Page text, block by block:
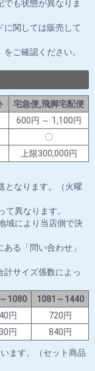
も状態が異なりま
に関しては販売して
ご確認ください。
宅急便,飛脚宅配便
600円 ～ 1,100円
〇
上限300,000円
となります。（火曜
異なります。
域により当店側で決
る「問い合わせ」
計サイズ係数によっ
1080
1081～1440
円
720円
円 840円
ます。（セット商品